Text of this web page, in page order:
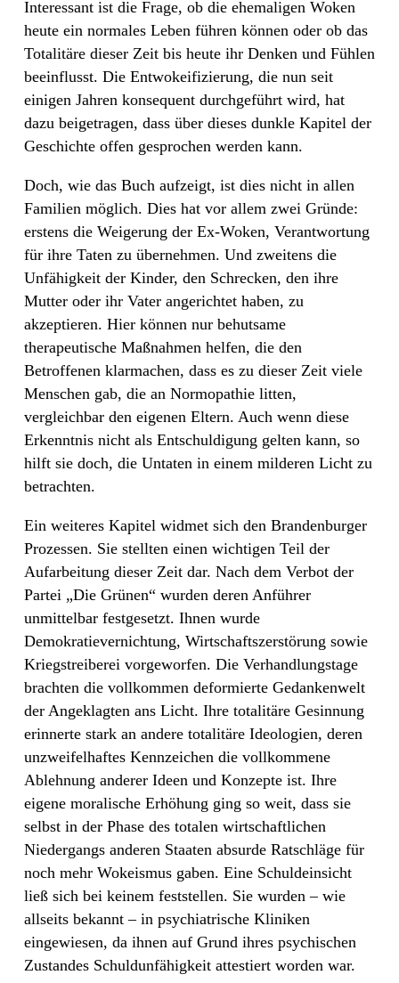
Interessant ist die Frage, ob die ehemaligen Woken
heute ein normales Leben führen können oder ob das
Totalitäre dieser Zeit bis heute ihr Denken und Fühlen
beeinflusst. Die Entwokeifizierung, die nun seit
einigen Jahren konsequent durchgeführt wird, hat
dazu beigetragen, dass über dieses dunkle Kapitel der
Geschichte offen gesprochen werden kann.
Doch, wie das Buch aufzeigt, ist dies nicht in allen
Familien möglich. Dies hat vor allem zwei Gründe:
erstens die Weigerung der Ex-Woken, Verantwortung
für ihre Taten zu übernehmen. Und zweitens die
Unfähigkeit der Kinder, den Schrecken, den ihre
Mutter oder ihr Vater angerichtet haben, zu
akzeptieren. Hier können nur behutsame
therapeutische Maßnahmen helfen, die den
Betroffenen klarmachen, dass es zu dieser Zeit viele
Menschen gab, die an Normopathie litten,
vergleichbar den eigenen Eltern. Auch wenn diese
Erkenntnis nicht als Entschuldigung gelten kann, so
hilft sie doch, die Untaten in einem milderen Licht zu
betrachten.
Ein weiteres Kapitel widmet sich den Brandenburger
Prozessen. Sie stellten einen wichtigen Teil der
Aufarbeitung dieser Zeit dar. Nach dem Verbot der
Partei „Die Grünen“ wurden deren Anführer
unmittelbar festgesetzt. Ihnen wurde
Demokratievernichtung, Wirtschaftszerstörung sowie
Kriegstreiberei vorgeworfen. Die Verhandlungstage
brachten die vollkommen deformierte Gedankenwelt
der Angeklagten ans Licht. Ihre totalitäre Gesinnung
erinnerte stark an andere totalitäre Ideologien, deren
unzweifelhaftes Kennzeichen die vollkommene
Ablehnung anderer Ideen und Konzepte ist. Ihre
eigene moralische Erhöhung ging so weit, dass sie
selbst in der Phase des totalen wirtschaftlichen
Niedergangs anderen Staaten absurde Ratschläge für
noch mehr Wokeismus gaben. Eine Schuldeinsicht
ließ sich bei keinem feststellen. Sie wurden – wie
allseits bekannt – in psychiatrische Kliniken
eingewiesen, da ihnen auf Grund ihres psychischen
Zustandes Schuldunfähigkeit attestiert worden war.